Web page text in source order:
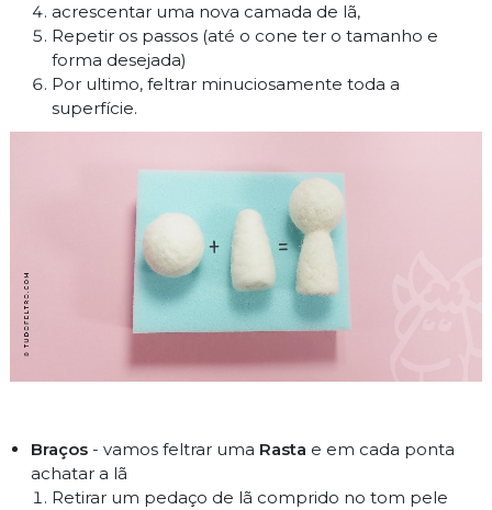
acrescentar uma nova camada de lã,
Repetir os passos (até o cone ter o tamanho e
forma desejada)
Por ultimo, feltrar minuciosamente toda a
superfície.
Braços - vamos feltrar uma Rasta e em cada ponta
achatar a lã
Retirar um pedaço de lã comprido no tom pele